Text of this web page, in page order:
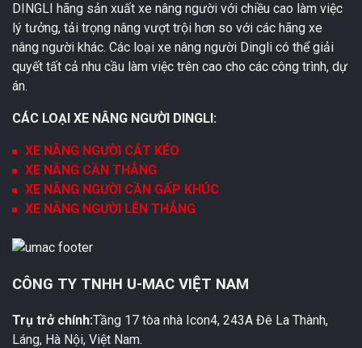
DINGLI hãng sản xuất xe nâng người với chiều cao làm việc
lý tưởng, tải trọng nâng vượt trội hơn so với các hãng xe
nâng người khác. Các loại xe nâng người Dingli có thể giải
quyết tất cả nhu cầu làm việc trên cao cho các công trình, dự
án.
CÁC LOẠI XE NÂNG NGƯỜI DINGLI:
XE NÂNG NGƯỜI CẮT KÉO
XE NÂNG CẦN THẲNG
XE NÂNG NGƯỜI CẦN GẤP KHÚC
XE NÂNG NGƯỜI LÊN THẲNG
CÔNG TY TNHH U-MAC VIỆT NAM
Trụ trở chính:Tầng 17 tòa nhà Icon4, 243A Đê La Thành,
Láng, Hà Nội, Việt Nam.